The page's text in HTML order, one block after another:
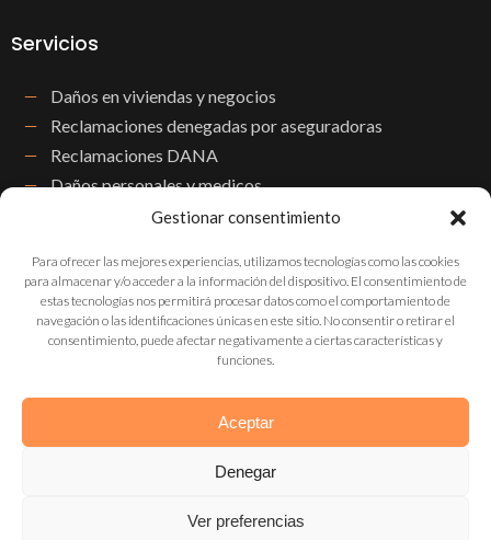
Gestionar consentimiento
Para ofrecer las mejores experiencias, utilizamos tecnologías como las cookies
para almacenar y/o acceder a la información del dispositivo. El consentimiento de
estas tecnologías nos permitirá procesar datos como el comportamiento de
navegación o las identificaciones únicas en este sitio. No consentir o retirar el
consentimiento, puede afectar negativamente a ciertas características y
funciones.
Aceptar
Denegar
Ver preferencias
Servicios
Daños en viviendas y negocios
Reclamaciones denegadas por aseguradoras
Reclamaciones DANA
Daños personales y medicos
Accidentes de tráfico
Contactos
Formulario de contacto